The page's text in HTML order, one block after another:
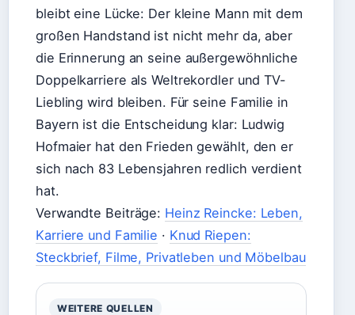
bleibt eine Lücke: Der kleine Mann mit dem
großen Handstand ist nicht mehr da, aber
die Erinnerung an seine außergewöhnliche
Doppelkarriere als Weltrekordler und TV-
Liebling wird bleiben. Für seine Familie in
Bayern ist die Entscheidung klar: Ludwig
Hofmaier hat den Frieden gewählt, den er
sich nach 83 Lebensjahren redlich verdient
hat.
Verwandte Beiträge: Heinz Reincke: Leben,
Karriere und Familie · Knud Riepen:
Steckbrief, Filme, Privatleben und Möbelbau
WEITERE QUELLEN